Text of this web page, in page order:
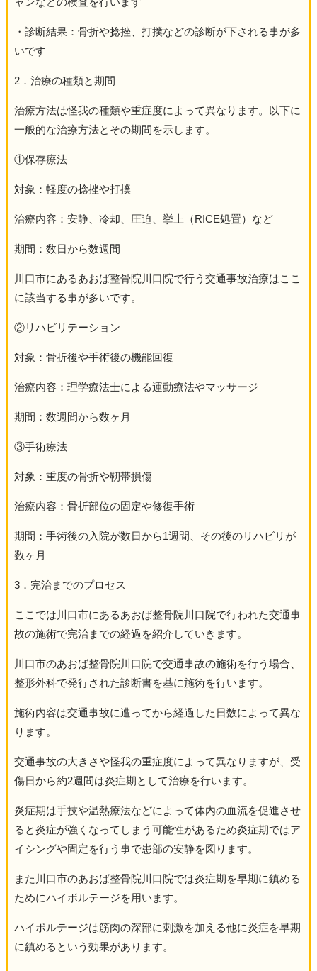
・診断結果：骨折や捻挫、打撲などの診断が下される事が多
いです
2．治療の種類と期間
治療方法は怪我の種類や重症度によって異なります。以下に
一般的な治療方法とその期間を示します。
①保存療法
対象：軽度の捻挫や打撲
治療内容：安静、冷却、圧迫、挙上（RICE処置）など
期間：数日から数週間
川口市にあるあおば整骨院川口院で行う交通事故治療はここ
に該当する事が多いです。
②リハビリテーション
対象：骨折後や手術後の機能回復
治療内容：理学療法士による運動療法やマッサージ
期間：数週間から数ヶ月
③手術療法
対象：重度の骨折や靭帯損傷
治療内容：骨折部位の固定や修復手術
期間：手術後の入院が数日から1週間、その後のリハビリが
数ヶ月
3．完治までのプロセス
ここでは川口市にあるあおば整骨院川口院で行われた交通事
故の施術で完治までの経過を紹介していきます。
川口市のあおば整骨院川口院で交通事故の施術を行う場合、
整形外科で発行された診断書を基に施術を行います。
施術内容は交通事故に遭ってから経過した日数によって異な
ります。
交通事故の大きさや怪我の重症度によって異なりますが、受
傷日から約2週間は炎症期として治療を行います。
炎症期は手技や温熱療法などによって体内の血流を促進させ
ると炎症が強くなってしまう可能性があるため炎症期ではア
イシングや固定を行う事で患部の安静を図ります。
また川口市のあおば整骨院川口院では炎症期を早期に鎮める
ためにハイボルテージを用います。
ハイボルテージは筋肉の深部に刺激を加える他に炎症を早期
に鎮めるという効果があります。